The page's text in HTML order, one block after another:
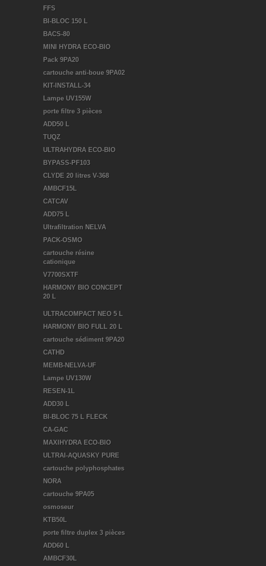
FFS
BI-BLOC 150 L
BACS-80
MINI HYDRA ECO-BIO
Pack 9PA20
cartouche anti-boue 9PA02
KIT-INSTALL-34
Lampe UV155W
porte filtre 3 pièces
ADD50 L
TUQZ
ULTRAHYDRA ECO-BIO
BYPASS-PF103
CLYDE 20 litres V-368
AMBCF15L
CATCAV
ADD75 L
Ultrafiltration NELVA
PACK-OSMO
cartouche résine
cationique
V7700SXTF
HARMONY BIO CONCEPT
20 L
ULTRACOMPACT NEO 5 L
HARMONY BIO FULL 20 L
cartouche sédiment 9PA20
CATHD
MEMB-NELVA-UF
Lampe UV130W
RESEN-1L
ADD30 L
BI-BLOC 75 L FLECK
CA-GAC
MAXIHYDRA ECO-BIO
ULTRAI-AQUASKY PURE
cartouche polyphosphates
NORA
cartouche 9PA05
osmoseur
KTB50L
porte filtre duplex 3 pièces
ADD60 L
AMBCF30L